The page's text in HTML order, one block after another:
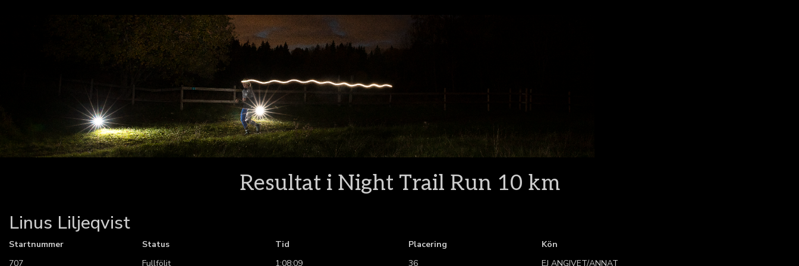
Resultat i Night Trail Run 10 km
Linus Liljeqvist
Startnummer
707
Status
Fullföljt
Tid
1:08:09
Placering
36
Kön
EJ ANGIVET/ANNAT